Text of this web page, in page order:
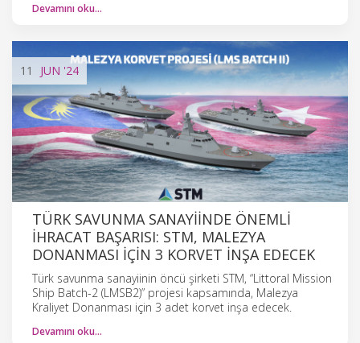
Devamını oku…
11 JUN '24
TÜRK SAVUNMA SANAYIINDE ÖNEMLI
İHRACAT BAŞARISI: STM, MALEZYA
DONANMASI IÇIN 3 KORVET İNŞA EDECEK
Türk savunma sanayiinin öncü şirketi STM, “Littoral Mission
Ship Batch-2 (LMSB2)” projesi kapsamında, Malezya
Kraliyet Donanması için 3 adet korvet inşa edecek.
Devamını oku…